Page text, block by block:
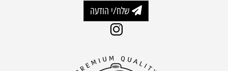
שלח/י הודעה